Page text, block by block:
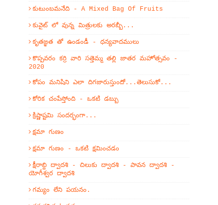
కుటుంబమనేది - A Mixed Bag Of Fruits
కువైట్ లో వున్న మిత్రులకు అరబ్బీ...
కృతజ్ఞత తో ఉండండీ - ధన్యవాదములు
కొప్పవరం కర్రి వారి సత్తెమ్మ తల్లి జాతర మహోత్సవం -
2020
కోపం మనిషిని ఎలా దిగజారుస్తుందో...తెలుసుకో...
కోరిక చంపేస్తోంది - ఒకటి డబ్బు
క్రిష్ణాష్టమి సందర్భంగా...
క్షమా గుణం
క్షమా గుణం - ఒకటి క్షమించడం
క్షీరాబ్ది ద్వాదశి - చిలుకు ద్వాదశి - పావన ద్వాదశి -
యోగీశ్వర ద్వాదశి
గమ్యం లేని పయనం.